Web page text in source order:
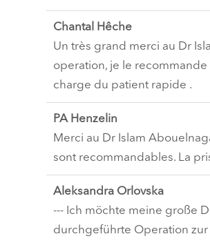
Chantal Hêche
Un très grand merci au Dr
operation, je le
charge du patient rapide .
PA Henzelin
Merci au Dr Islam
sont recommandables. La
Aleksandra Orlovska
--- Ich möchte meine große
durchgeführte Operation